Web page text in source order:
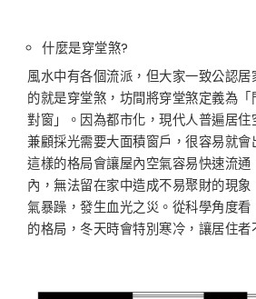
什麼是穿堂煞?
風水中有各個流派，但大家一致公認
的就是穿堂煞，坊間將穿堂煞定義為
對窗」。因為都市化，現代人普遍居
兼顧採光需要大面積窗戶，很容易就會
這樣的格局會讓屋內空氣容易快速流
內，無法留在家中造成不易聚財的現
氣暴躁，發生血光之災。從科學角度
的格局，冬天時會特別寒冷，讓居住者